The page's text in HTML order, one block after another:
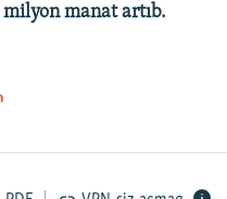
milyon manat artıb.